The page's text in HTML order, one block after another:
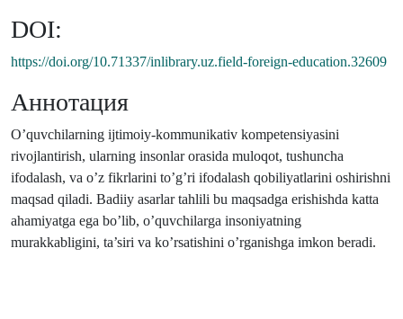
DOI:
https://doi.org/10.71337/inlibrary.uz.field-foreign-education.32609
Аннотация
O’quvchilarning ijtimoiy-kommunikativ kompetensiyasini
rivojlantirish, ularning insonlar orasida muloqot, tushuncha
ifodalash, va o’z fikrlarini to’g’ri ifodalash qobiliyatlarini oshirishni
maqsad qiladi. Badiiy asarlar tahlili bu maqsadga erishishda katta
ahamiyatga ega bo’lib, o’quvchilarga insoniyatning
murakkabligini, ta’siri va ko’rsatishini o’rganishga imkon beradi.